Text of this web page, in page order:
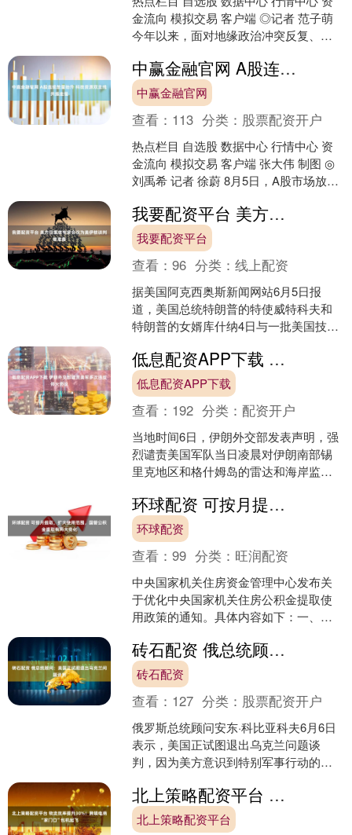
金流向 模拟交易 客户端 ◎记者 范子萌
今年以来，面对地缘政治冲突反复、美
汇率仍展现....
中赢金融官网 A股连续放量抬升 科技资源双主线共振走强
中赢金融官网
查看： 113 分类： 股票配资开户
热点栏目 自选股 数据中心 行情中心 资
金流向 模拟交易 客户端 张大伟 制图 ◎
刘禹希 记者 徐蔚 8月5日，A股市场放量
上....
我要配资平台 美方召集核专家会议为美伊核谈判做准备
我要配资平台
查看：96 分类：线上配资
据美国阿克西奥斯新闻网站6月5日报
道，美国总统特朗普的特使威特科夫和
特朗普的女婿库什纳4日与一批美国技术
准备。....
低息配资APP下载 伊朗外交部谴责美军多次违反停火协议
低息配资APP下载
查看： 192 分类：配资开户
当地时间6日，伊朗外交部发表声明，强
烈谴责美国军队当日凌晨对伊朗南部锡
里克地区和格什姆岛的雷达和海岸监视
保护伊朗边境安全和国际....环球配资 可按月提取、扩大使用范围，国管公积金提取有两大变化
环球配资
查看：99 分类： 旺润配资
中央国家机关住房资金管理中心发布关
于优化中央国家机关住房公积金提取使
用政策的通知。具体内容如下：一、优
房的，可按月提取住房公....砖石配资 俄总统顾问：美国正试图退出乌克兰问题谈判
砖石配资
查看： 127 分类： 股票配资开户
俄罗斯总统顾问安东·科比亚科夫6月6日
表示，美国正试图退出乌克兰问题谈
判，因为美方意识到特别军事行动的结
得堡国际经济论坛闭幕新....北上策略配资平台 物流效率提升30%！跨境电商“家门口”包机起飞
北上策略配资平台